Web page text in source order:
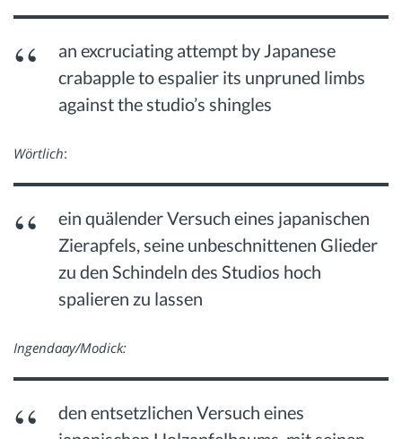
an excruciating attempt by Japanese
crabapple to espalier its unpruned limbs
against the studio’s shingles
Wörtlich:
ein quälender Versuch eines japanischen
Zierapfels, seine unbeschnittenen Glieder
zu den Schindeln des Studios hoch
spalieren zu lassen
Ingendaay/Modick:
den entsetzlichen Versuch eines